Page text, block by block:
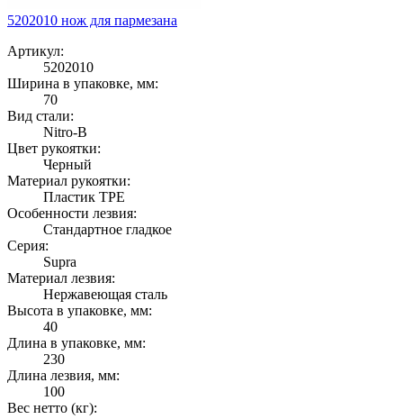
5202010 нож для пармезана
Артикул:
5202010
Ширина в упаковке, мм:
70
Вид стали:
Nitro-B
Цвет рукоятки:
Черный
Материал рукоятки:
Пластик TPE
Особенности лезвия:
Стандартное гладкое
Серия:
Supra
Материал лезвия:
Нержавеющая сталь
Высота в упаковке, мм:
40
Длина в упаковке, мм:
230
Длина лезвия, мм:
100
Вес нетто (кг):